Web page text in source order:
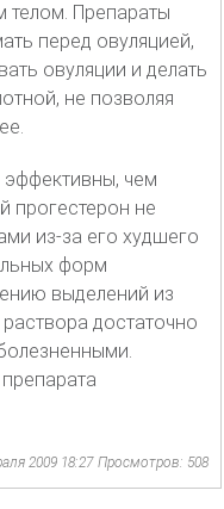
телом. Препараты
перед овуляцией,
овуляции и делать
не позволяя
эффективны, чем
прогестерон не
из-за его худшего
форм
выделений из
достаточно
2009 18:27 Просмотров: 508